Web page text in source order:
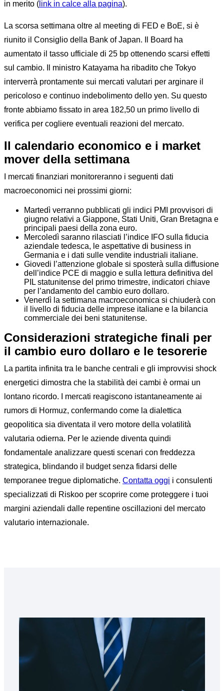
in merito ( link in calce alla pagina).
La scorsa settimana oltre al meeting di FED e BoE, si è
riunito il Consiglio della Bank of Japan. Il Board ha
aumentato il tasso ufficiale di 25 bp ottenendo scarsi effetti
sul cambio. Il ministro Katayama ha ribadito che Tokyo
interverrà prontamente sui mercati valutari per arginare il
pericoloso e continuo indebolimento dello yen. Su questo
fronte abbiamo fissato in area 182,50 un primo livello di
verifica per cogliere eventuali reazioni del mercato.
Il calendario economico e i market
mover della settimana
I mercati finanziari monitoreranno i seguenti dati
macroeconomici nei prossimi giorni:
Martedì verranno pubblicati gli indici PMI provvisori di
giugno relativi a Giappone, Stati Uniti, Gran Bretagna e
principali paesi della zona euro.
Mercoledì saranno rilasciati l’indice IFO sulla fiducia
aziendale tedesca, le aspettative di business in
Germania e i dati sulle vendite industriali italiane.
Giovedi l’attenzione globale si sposterà sulla diffusione
dell’indice PCE di maggio e sulla lettura definitiva del
PIL statunitense del primo trimestre, indicatori chiave
per l’andamento del cambio euro dollaro.
Venerdì la settimana macroeconomica si chiuderà con
il livello di fiducia delle imprese italiane e la bilancia
commerciale dei beni statunitense.
Considerazioni strategiche finali per
il cambio euro dollaro e le tesorerie
La partita infinita tra le banche centrali e gli improvvisi shock
energetici dimostra che la stabilità dei cambi è ormai un
lontano ricordo. I mercati reagiscono istantaneamente ai
rumors di Hormuz, confermando come la dialettica
geopolitica sia diventata il vero motore della volatilità
valutaria odierna. Per le aziende diventa quindi
fondamentale analizzare questi scenari con freddezza
strategica, blindando il budget senza fidarsi delle
temporanee tregue diplomatiche. Contatta oggi i consulenti
specializzati di Riskoo per scoprire come proteggere i tuoi
margini aziendali dalle repentine oscillazioni del mercato
valutario internazionale.